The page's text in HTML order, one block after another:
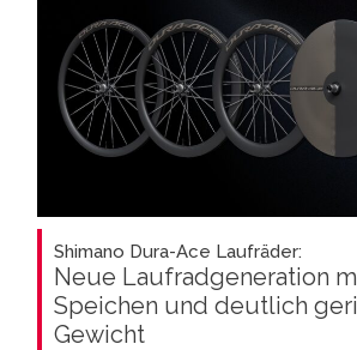
Shimano Dura-Ace Laufräder:
Neue Laufradgeneration
Speichen und deutlich
Gewicht